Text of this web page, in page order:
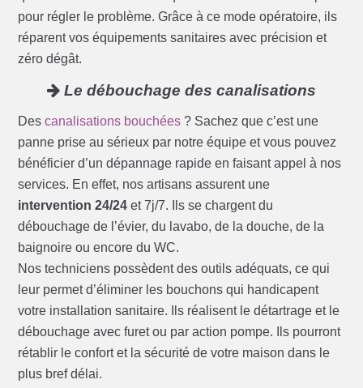
pour régler le problème. Grâce à ce mode opératoire, ils
réparent vos équipements sanitaires avec précision et
zéro dégât.
Le débouchage des canalisations
Descanalisations bouchées ? Sachez que c’est une
panne prise au sérieux par notre équipe et vous pouvez
bénéficier d’un dépannage rapide en faisant appel à nos
services. En effet, nos artisans assurent une
intervention 24/24 et 7j/7. Ils se chargent du
débouchage de l’évier, du lavabo, de la douche, de la
baignoire ou encore du WC.
Nos techniciens possèdent des outils adéquats, ce qui
leur permet d’éliminer les bouchons qui handicapent
votre installation sanitaire. Ils réalisent le détartrage et le
débouchage avec furet ou par action pompe. Ils pourront
rétablir le confort et la sécurité de votre maison dans le
plus bref délai.